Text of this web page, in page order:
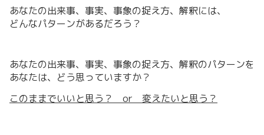
あなたの出来事、事実、事象の捉え方、解釈には、
どんなパターンがあるだろう？
あなたの出来事、事実、事象の捉え方、解釈のパターンを
あなたは、どう思っていますか？
このままでいいと思う？ or 変えたいと思う？